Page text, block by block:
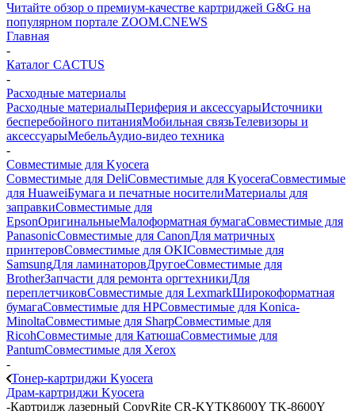
Читайте обзор о премиум-качестве картриджей G&G на
популярном портале ZOOM.CNEWS
Главная
-
Каталог CACTUS
-
Расходные материалы
Расходные материалыПериферия и аксессуарыИсточники
бесперебойного питанияМобильная связьТелевизоры и
аксессуарыМебельАудио-видео техника
-
Совместимые для Kyocera
Совместимые для DeliСовместимые для KyoceraСовместимые
для HuaweiБумага и печатные носителиМатериалы для
заправкиСовместимые для
EpsonОригинальныеМалоформатная бумагаСовместимые для
PanasonicСовместимые для CanonДля матричных
принтеровСовместимые для OKIСовместимые для
SamsungДля ламинаторовДругоеСовместимые для
BrotherЗапчасти для ремонта оргтехникиДля
переплетчиковСовместимые для LexmarkШирокоформатная
бумагаСовместимые для HPСовместимые для Konica-
MinoltaСовместимые для SharpСовместимые для
RicohСовместимые для КатюшаСовместимые для
PantumСовместимые для Xerox
-
Тонер-картриджи Kyocera
Драм-картриджи Kyocera
-Картридж лазерный CopyRite CR-KYTK8600Y TK-8600Y